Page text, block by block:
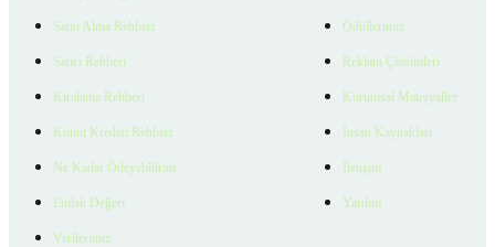
Satın Alma Rehberi
Satıcı Rehberi
Kiralama Rehberi
Konut Kredisi Rehberi
Ne Kadar Ödeyebilirim
Emlak Değeri
Verilerimiz
Ödüllerimiz
Reklam Çözümleri
Kurumsal Materyaller
İnsan Kaynakları
İletişim
Yardım